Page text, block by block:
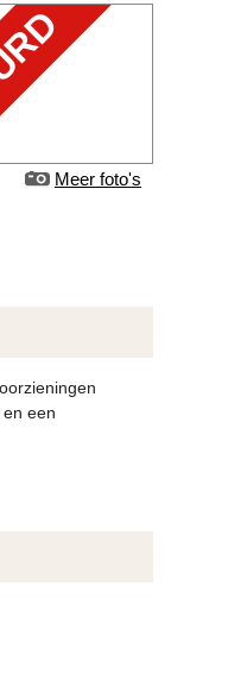
Meer foto's
een